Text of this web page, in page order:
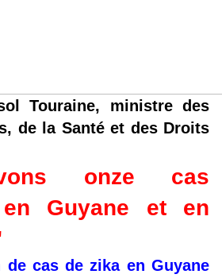
Touraine, ministre des
de la Santé et des Droits
onze cas
Guyane et en
cas de zika en Guyane